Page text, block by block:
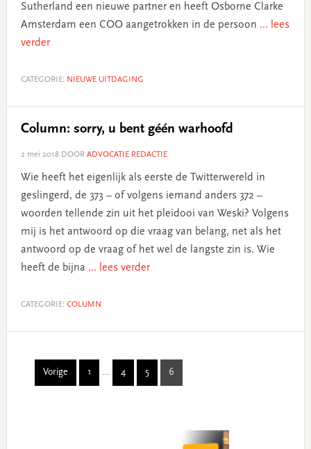
Sutherland een nieuwe partner en heeft Osborne Clarke
Amsterdam een COO aangetrokken in de persoon ... lees
verder
CATEGORIE: NIEUWE UITDAGING
Column: sorry, u bent géén warhoofd
2 mei 2018DOOR ADVOCATIE REDACTIE
Wie heeft het eigenlijk als eerste de Twitterwereld in
geslingerd, de 373 – of volgens iemand anders 372 –
woorden tellende zin uit het pleidooi van Weski? Volgens
mij is het antwoord op die vraag van belang, net als het
antwoord op de vraag of het wel de langste zin is. Wie
heeft de bijna ... lees verder
CATEGORIE: COLUMN
Vorige Page
1
Interim
pages
… Page
4 Page
5 6